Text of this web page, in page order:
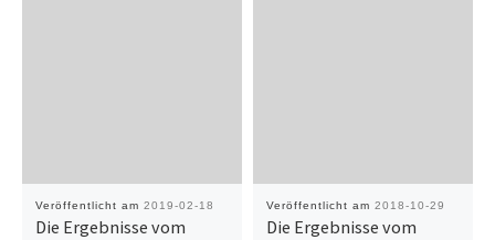
Veröffentlicht am 2019-02-18
Die Ergebnisse vom
Veröffentlicht am 2018-10-29
Die Ergebnisse vom